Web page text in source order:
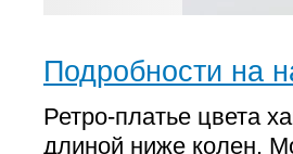
Подробности на
Ретро-платье цвета
длиной ниже колен.